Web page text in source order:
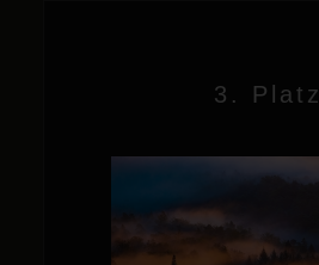
3. Platz